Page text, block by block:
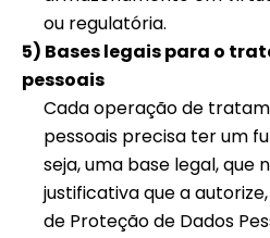
ou regulatória.
5) Bases legais para o
pessoais
Cada operação de
pessoais precisa ter um
seja, uma base legal, que
justificativa que a
de Proteção de Dados